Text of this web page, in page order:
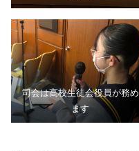
司会は高校生徒会役員が務め
ます